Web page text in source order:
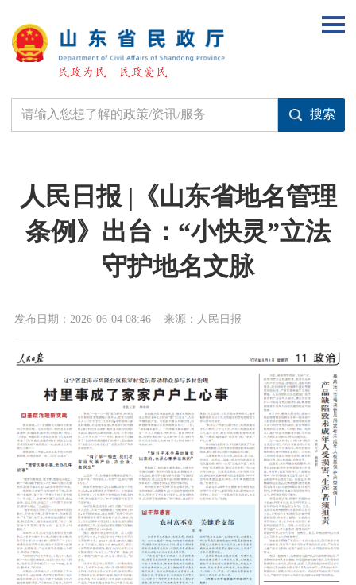
人民日报 |《山东省地名管理
条例》出台：“小快灵”立法
守护地名文脉
发布日期：2026-06-04 08:46 来源：人民日报